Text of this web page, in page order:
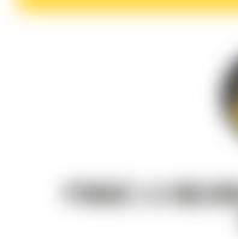
PONAD 1,4